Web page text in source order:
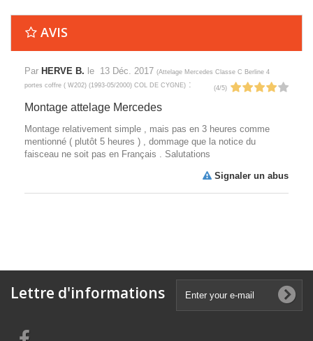
AVIS
Par HERVE B. le 13 Déc. 2017 (Attelage Mercedes Classe C Berline 4
portes coffre ( W202) (1993-05/2000) COL DE CYGNE) : (4/5)
Montage attelage Mercedes
Montage relativement simple , mais pas en 3 heures comme
mentionné ( plutôt 5 heures ) , dommage que la notice du
faisceau ne soit pas en Français . Salutations
Signaler un abus
Lettre d'informations